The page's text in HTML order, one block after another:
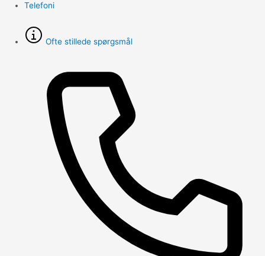
Telefoni
Ofte stillede spørgsmål